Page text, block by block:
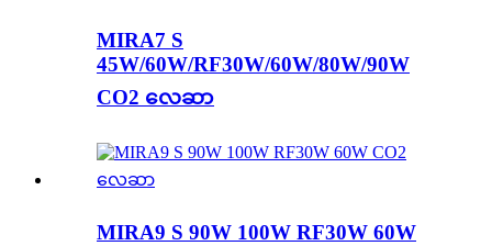
MIRA7 S
45W/60W/RF30W/60W/80W/90W
CO2 လေဆာ
MIRA9 S 90W 100W RF30W 60W